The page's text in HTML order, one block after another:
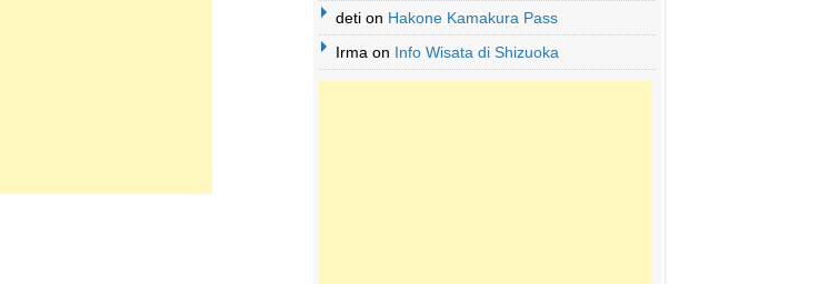
detion Hakone Kamakura Pass
Irma on Info Wisata di Shizuoka